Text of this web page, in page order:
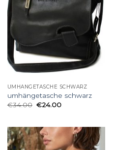
UMHÄNGETASCHE SCHWARZ
umhängetasche schwarz
€34.00 €24.00